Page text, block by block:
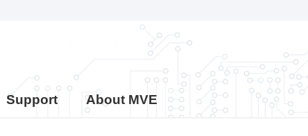
Support About MVE